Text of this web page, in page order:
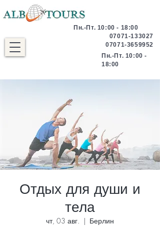
07071-133027
07071-3659952
Пн.-Пт. 10:00 -
18:00
Пн.-Пт. 10:00 - 18:00
Отдых для души и
тела
чт, 03 авг.
  |
Берлин